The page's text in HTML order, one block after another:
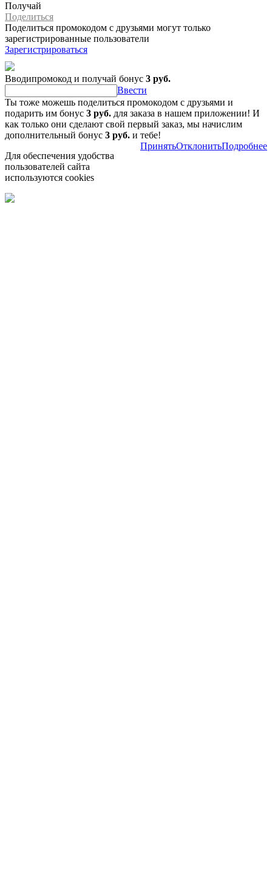
Получай
Поделиться
Поделиться промокодом с друзьями могут только
зарегистрированные пользователи
Зарегистрироваться
Вводипромокод и получай бонус 3 руб.
Ввести
Ты тоже можешь поделиться промокодом с друзьями и
подарить им бонус 3 руб. для заказа в нашем приложении! И
как только они сделают свой первый заказ, мы начислим
дополнительный бонус 3 руб. и тебе!
Для обеспечения удобства
пользователей сайта
используются cookies
ПринятьОтклонитьПодробнее